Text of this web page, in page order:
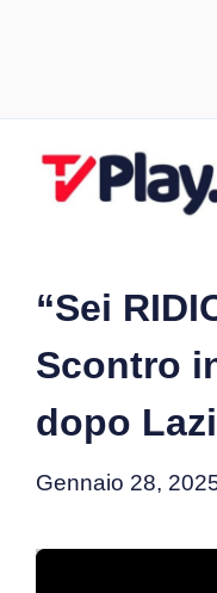
“Sei
Scontro
dopo
Gennaio 28,